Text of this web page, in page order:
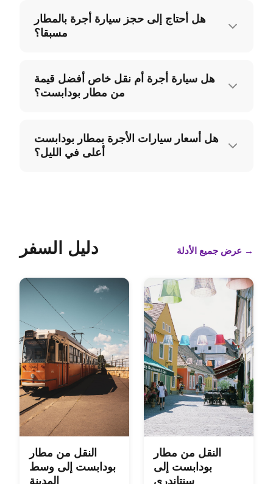
هل أحتاج إلى حجز سيارة أجرة بالمطار
مسبقا؟
هل سيارة أجرة أم نقل خاص أفضل قيمة
من مطار بودابست؟
هل أسعار سيارات الأجرة بمطار بودابست
أعلى في الليل؟
دليل السفر عرض جميع الأدلة →
النقل من مطار
بودابست إلى وسط
المدينة
النقل من مطار
بودابست إلى
سنتاندري